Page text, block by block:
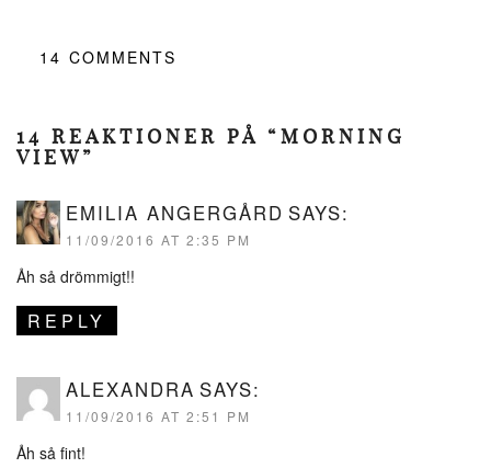
14 COMMENTS
14 REAKTIONER PÅ “MORNING
VIEW”
EMILIA ANGERGÅRD SAYS:
11/09/2016 AT 2:35 PM
Åh så drömmigt!!
REPLY
ALEXANDRA SAYS:
11/09/2016 AT 2:51 PM
Åh så fint!